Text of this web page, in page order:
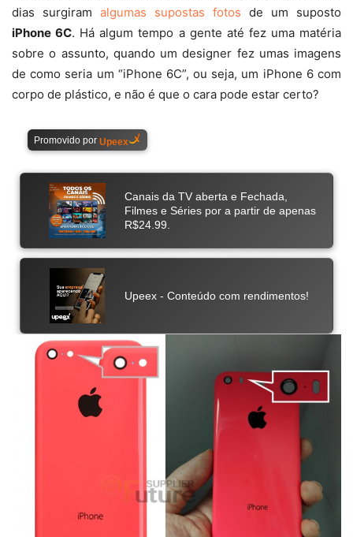
dias surgiram algumas supostas fotos de um suposto
iPhone 6C. Há algum tempo a gente até fez uma matéria
sobre o assunto, quando um designer fez umas imagens
de como seria um “iPhone 6C”, ou seja, um iPhone 6 com
corpo de plástico, e não é que o cara pode estar certo?